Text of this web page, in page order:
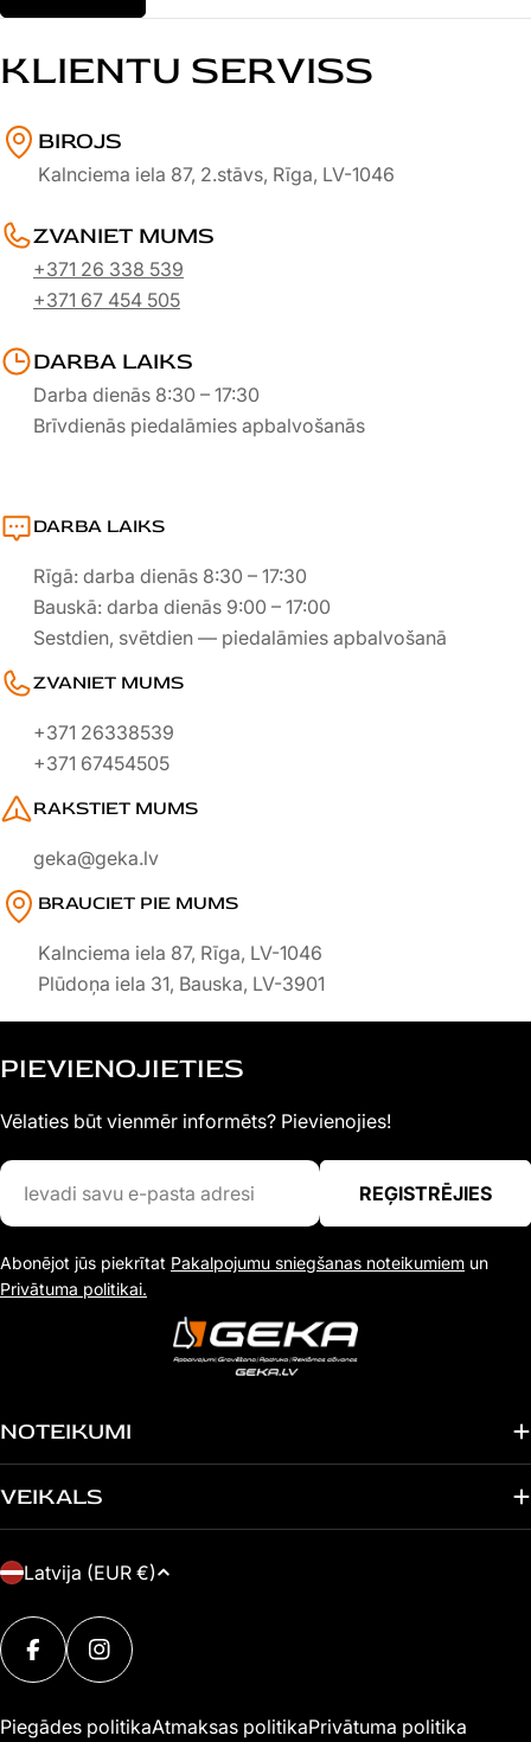
KLIENTU SERVISS
BIROJS
Kalnciema iela 87, 2.stāvs, Rīga, LV-1046
ZVANIET MUMS
+371 26 338 539
+371 67 454 505
DARBA LAIKS
Darba dienās 8:30 – 17:30
Brīvdienās piedalāmies apbalvošanās
DARBA LAIKS
Rīgā: darba dienās 8:30 – 17:30
Bauskā: darba dienās 9:00 – 17:00
Sestdien, svētdien — piedalāmies apbalvošanā
ZVANIET MUMS
+371 26338539
+371 67454505
RAKSTIET MUMS
geka@geka.lv
BRAUCIET PIE MUMS
Kalnciema iela 87, Rīga, LV-1046
Plūdoņa iela 31, Bauska, LV-3901
NOTEIKUMI
VEIKALS
PIEVIENOJIETIES
Vēlaties būt vienmēr informēts? Pievienojies!
Ievadi
savu
pasta
adresi
REĢISTRĒJIES
Abonējot jūs piekrītat Pakalpojumu sniegšanas noteikumiem un
Privātuma politikai.
V
A
L
S
T
Latvija (EUR €)
Maksājuma
metodes
FACEBOOKINSTAGRAM
Piegādes politikaAtmaksas politikaPrivātuma politika